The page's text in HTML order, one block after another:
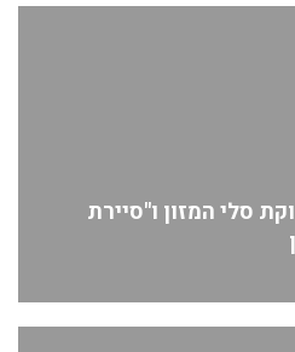
סלי המזון ו"סיירת